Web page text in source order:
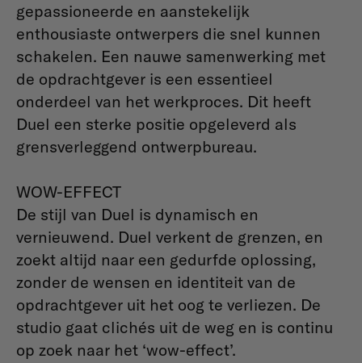
gepassioneerde en aanstekelijk
enthousiaste ontwerpers die snel kunnen
schakelen. Een nauwe samenwerking met
de opdrachtgever is een essentieel
onderdeel van het werkproces. Dit heeft
Duel een sterke positie opgeleverd als
grensverleggend ontwerpbureau.
WOW-EFFECT
De stijl van Duel is dynamisch en
vernieuwend. Duel verkent de grenzen, en
zoekt altijd naar een gedurfde oplossing,
zonder de wensen en identiteit van de
opdrachtgever uit het oog te verliezen. De
studio gaat clichés uit de weg en is continu
op zoek naar het ‘wow-effect’.